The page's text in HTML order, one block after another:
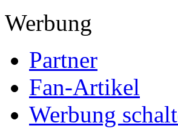
Werbung
Partner
Fan-Artikel
Werbung